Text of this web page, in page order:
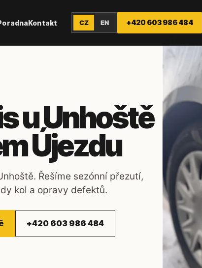
Kontakt CZ EN +420 603 986 484
u Unhoště
Újezdu
Řešíme sezónní přezutí,
kol a opravy defektů.
+420 603 986 484